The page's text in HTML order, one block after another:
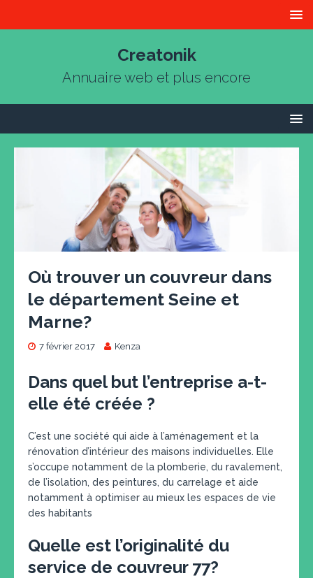
Creatonik
Annuaire web et plus encore
Où trouver un couvreur dans
le département Seine et
Marne?
7 février 2017 Kenza
Dans quel but l’entreprise a-t-
elle été créée ?
C’est une société qui aide à l’aménagement et la
rénovation d’intérieur des maisons individuelles. Elle
s’occupe notamment de la plomberie, du ravalement,
de l’isolation, des peintures, du carrelage et aide
notamment à optimiser au mieux les espaces de vie
des habitants
Quelle est l’originalité du
service de couvreur 77?